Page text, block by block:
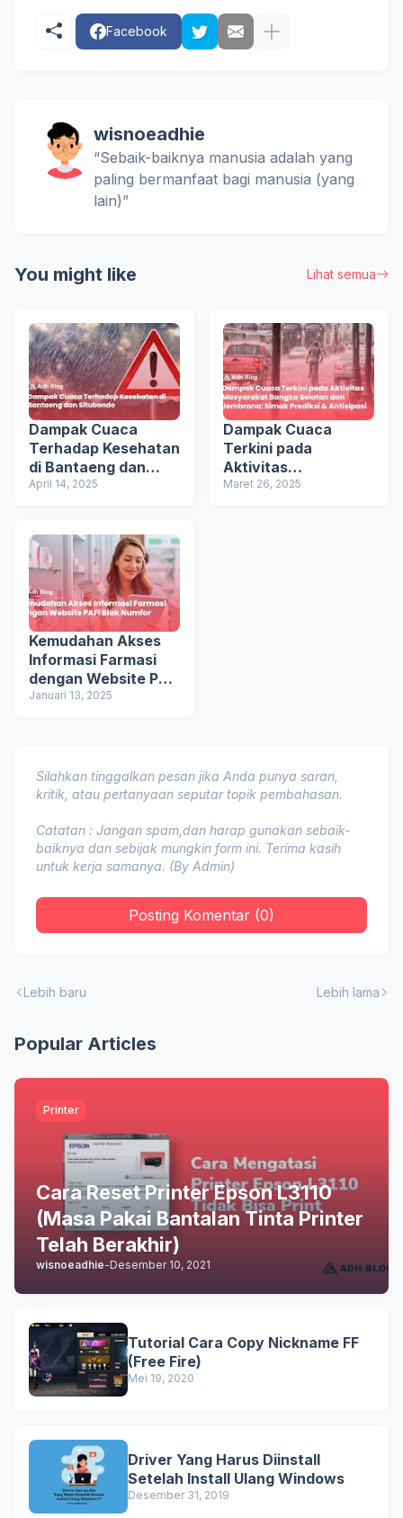
Facebook
wisnoeadhie
“Sebaik-baiknya manusia adalah yang
paling bermanfaat bagi manusia (yang
lain)”
You might like Lihat semua
Dampak Cuaca
Terhadap Kesehatan
di Bantaeng dan
Situbondo
April 14, 2025
Dampak Cuaca
Terkini pada
Aktivitas
Masyarakat Bangka
Maret 26, 2025
Kemudahan Akses
Informasi Farmasi
dengan Website PAFI
Biak Numfor
Januari 13, 2025
Silahkan tinggalkan pesan jika Anda punya saran,
kritik, atau pertanyaan seputar topik pembahasan.
Catatan : Jangan spam,dan harap gunakan sebaik-
baiknya dan sebijak mungkin form ini. Terima kasih
untuk kerja samanya. (By Admin)
Posting Komentar (0)
Lebih baru Lebih lama
Popular Articles
Printer
Cara Reset Printer Epson L3110
(Masa Pakai Bantalan Tinta Printer
Telah Berakhir)
wisnoeadhie-Desember 10, 2021
Tutorial Cara Copy Nickname FF
(Free Fire)
Mei 19, 2020
Driver Yang Harus Diinstall
Setelah Install Ulang Windows
Desember 31, 2019